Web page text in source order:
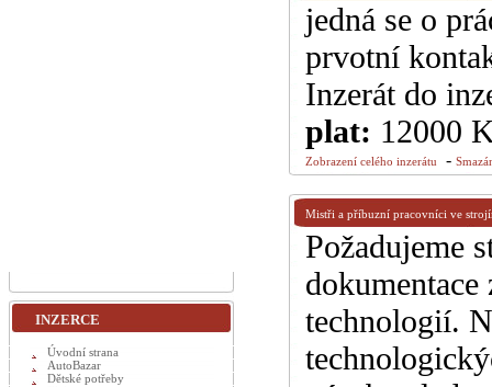
jedná se o
prvotní
Inzerát do
plat: 12000
Zobrazení celého inzerátu -
Mistři a příbuzní pracovníci ve
Požadujeme
technologií.
INZERCE
Úvodní strana
AutoBazar
Dětské potřeby